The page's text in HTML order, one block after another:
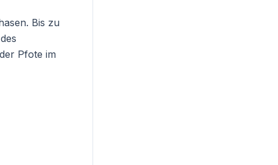
Bis zu
Pfote im